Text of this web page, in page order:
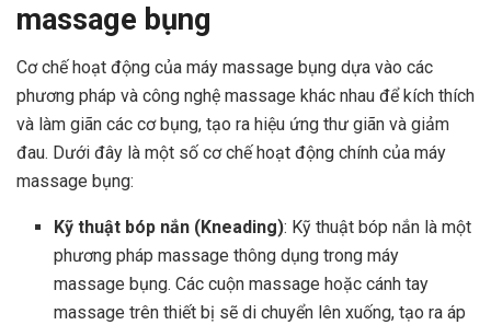
massage bụng
Cơ chế hoạt động của máy massage bụng dựa vào các
phương pháp và công nghệ massage khác nhau để kích thích
và làm giãn các cơ bụng, tạo ra hiệu ứng thư giãn và giảm
đau. Dưới đây là một số cơ chế hoạt động chính của máy
massage bụng:
Kỹ thuật bóp nắn (Kneading): Kỹ thuật bóp nắn là một
phương pháp massage thông dụng trong máy
massage bụng. Các cuộn massage hoặc cánh tay
massage trên thiết bị sẽ di chuyển lên xuống, tạo ra áp